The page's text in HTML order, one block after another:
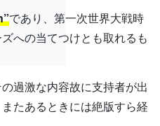
であり、第一次世界大戦時
への当てつけとも取れるも
過激な内容故に支持者が出
たあるときには絶版すら経